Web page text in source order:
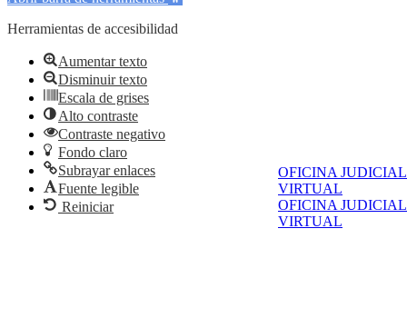
OFICINA JUDICIAL
VIRTUAL
OFICINA JUDICIAL
VIRTUAL
Herramientas de accesibilidad
Aumentar texto
Disminuir texto
Escala de grises
Alto contraste
Contraste negativo
Fondo claro
Subrayar enlaces
Fuente legible
Reiniciar